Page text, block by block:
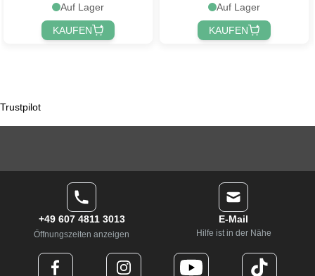
Auf Lager
KAUFEN
Auf Lager
KAUFEN
Trustpilot
+49 607 4811 3013
Öffnungszeiten anzeigen
E-Mail
Hilfe ist in der Nähe